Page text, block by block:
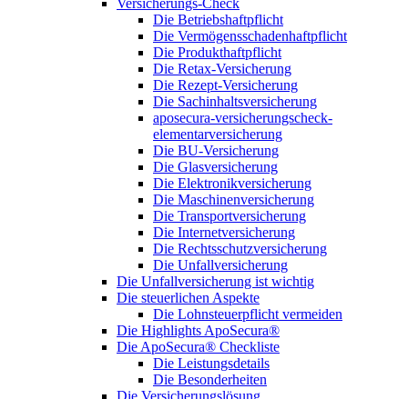
Versicherungs-Check
Die Betriebshaftpflicht
Die Vermögensschadenhaftpflicht
Die Produkthaftpflicht
Die Retax-Versicherung
Die Rezept-Versicherung
Die Sachinhaltsversicherung
aposecura-versicherungscheck-
elementarversicherung
Die BU-Versicherung
Die Glasversicherung
Die Elektronikversicherung
Die Maschinenversicherung
Die Transportversicherung
Die Internetversicherung
Die Rechtsschutzversicherung
Die Unfallversicherung
Die Unfallversicherung ist wichtig
Die steuerlichen Aspekte
Die Lohnsteuerpflicht vermeiden
Die Highlights ApoSecura®
Die ApoSecura® Checkliste
Die Leistungsdetails
Die Besonderheiten
Die Versicherungslösung